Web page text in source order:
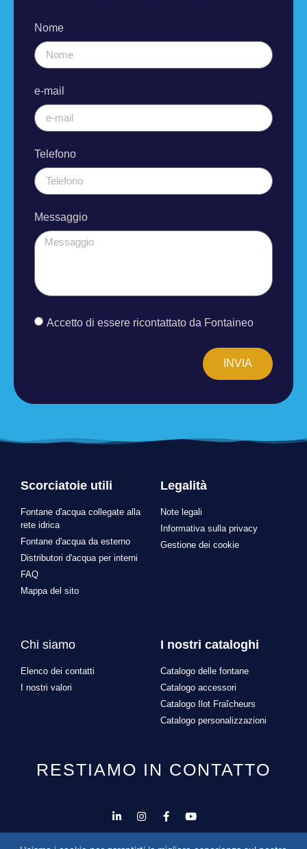
Nome
e-mail
Telefono
Messaggio
Accetto di essere ricontattato da Fontaineo
INVIA
Scorciatoie utili
Fontane d'acqua collegate alla
rete idrica
Fontane d'acqua da esterno
Distributori d'acqua per interni
FAQ
Mappa del sito
Legalità
Note legali
Informativa sulla privacy
Gestione dei cookie
Chi siamo
Elenco dei contatti
I nostri valori
I nostri cataloghi
Catalogo delle fontane
Catalogo accessori
Catalogo Ilot Fraîcheurs
Catalogo personalizzazioni
RESTIAMO IN CONTATTO
Progettazione e sviluppo del sito a cura diAlexandre